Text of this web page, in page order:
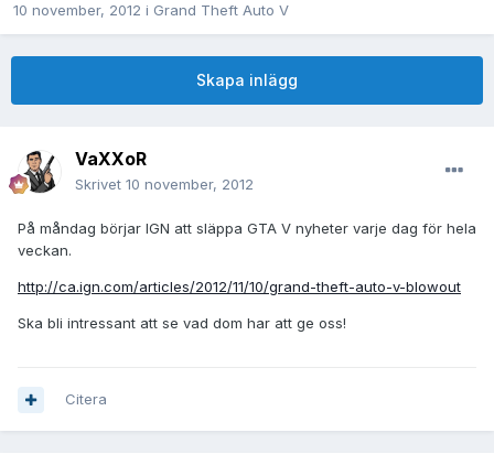
10 november, 2012 i Grand Theft Auto V
Skapa inlägg
VaXXoR
Skrivet 10 november, 2012
På måndag börjar IGN att släppa GTA V nyheter varje dag för hela
veckan.
http://ca.ign.com/articles/2012/11/10/grand-theft-auto-v-blowout
Ska bli intressant att se vad dom har att ge oss!
Citera